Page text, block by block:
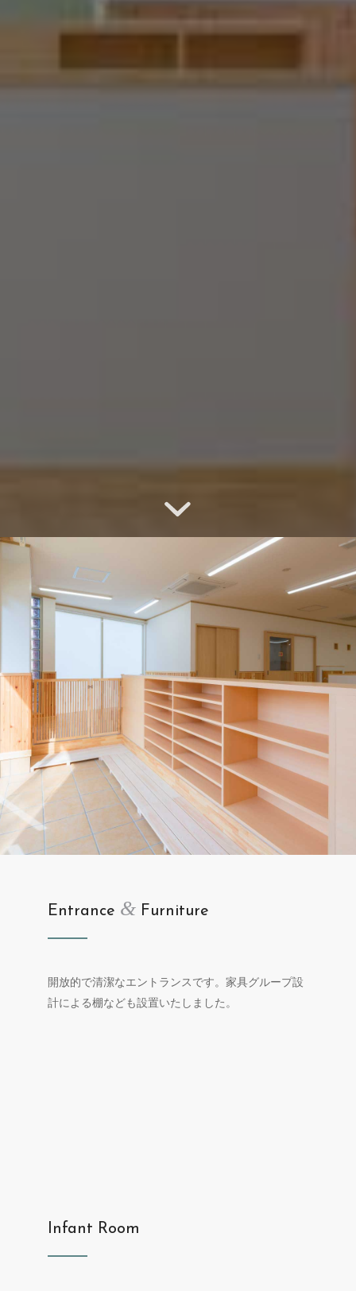
Entrance & Furniture
開放的で清潔なエントランスです。家具グループ設
計による棚なども設置いたしました。
Infant Room